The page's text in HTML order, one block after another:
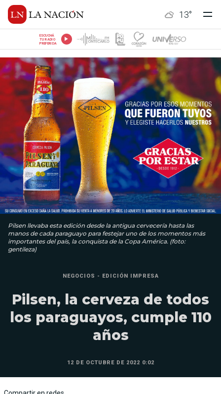
13°
ESCUCHÁ
TU RADIO
PREFERIDA
Pilsen llevaba esta edición desde la antigua cervecería hasta las
manos de cada paraguayo para festejar uno de los momentos más
importantes del país, la conquista de la Copa América. (foto:
gentileza)
NEGOCIOS - EDICIÓN IMPRESA
Pilsen, la cerveza de todos
los paraguayos, cumple 110
años
12 DE OCTUBRE DE 2022 0:02